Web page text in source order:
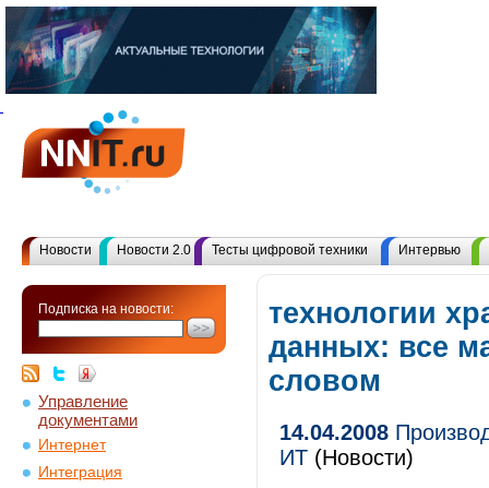
Новости Новости 2.0 Тесты цифровой техники Интервью
Подписка на новости:
Управление
документами
Интернет
Интеграция
технологии
данных: все
словом
14.04.2008
ИТ (Новости)